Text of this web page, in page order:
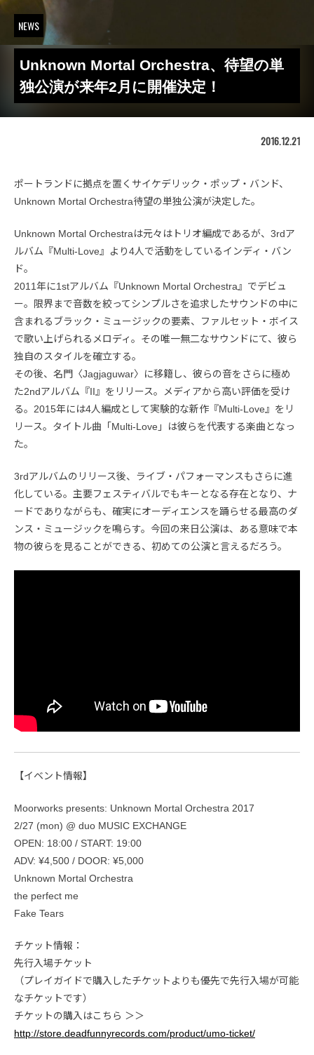
NEWS
Unknown Mortal Orchestra、待望の単
独公演が来年2月に開催決定！
2016.12.21
ポートランドに拠点を置くサイケデリック・ポップ・バンド、
Unknown Mortal Orchestra待望の単独公演が決定した。
Unknown Mortal Orchestraは元々はトリオ編成であるが、3rdア
ルバム『Multi-Love』より4人で活動をしているインディ・バン
ド。
2011年に1stアルバム『Unknown Mortal Orchestra』でデビュ
ー。限界まで音数を絞ってシンプルさを追求したサウンドの中に
含まれるブラック・ミュージックの要素、ファルセット・ボイス
で歌い上げられるメロディ。その唯一無二なサウンドにて、彼ら
独自のスタイルを確立する。
その後、名門〈Jagjaguwar〉に移籍し、彼らの音をさらに極め
た2ndアルバム『II』をリリース。メディアから高い評価を受け
る。2015年には4人編成として実験的な新作『Multi-Love』をリ
リース。タイトル曲「Multi-Love」は彼らを代表する楽曲となっ
た。
3rdアルバムのリリース後、ライブ・パフォーマンスもさらに進
化している。主要フェスティバルでもキーとなる存在となり、ナ
ードでありながらも、確実にオーディエンスを踊らせる最高のダ
ンス・ミュージックを鳴らす。今回の来日公演は、ある意味で本
物の彼らを見ることができる、初めての公演と言えるだろう。
【イベント情報】
Moorworks presents: Unknown Mortal Orchestra 2017
2/27 (mon) @ duo MUSIC EXCHANGE
OPEN: 18:00 / START: 19:00
ADV: ¥4,500 / DOOR: ¥5,000
Unknown Mortal Orchestra
the perfect me
Fake Tears
チケット情報：
先行入場チケット
（プレイガイドで購入したチケットよりも優先で先行入場が可能
なチケットです）
チケットの購入はこちら ＞＞
http://store.deadfunnyrecords.com/product/umo-ticket/